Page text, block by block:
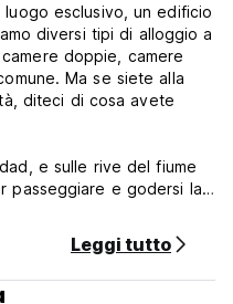
esclusivo, un edificio
diversi tipi di alloggio a
doppie, camere
Ma se siete alla
diteci di cosa avete
e sulle rive del fiume
passeggiare e godersi la
sia al centro che alla
A parte questa
della nostra posizione, in
della città di Cuenca.
Leggi tutto